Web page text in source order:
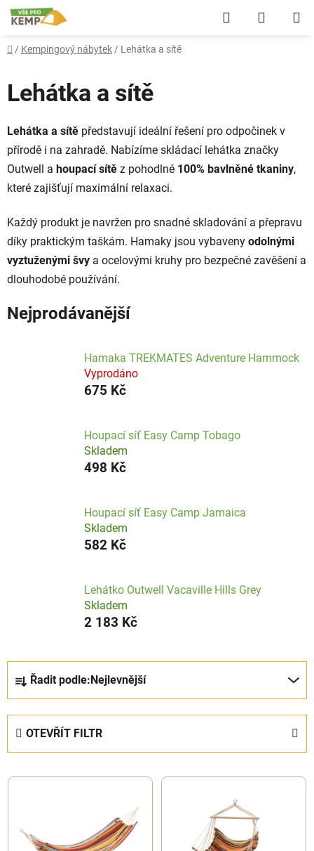
Přejít
na
Hledat
Domů
/ Kempingový nábytek / Lehátka a sítě
Lehátka a sítě
Lehátka a sítě představují ideální řešení pro odpočinek v
přírodě i na zahradě. Nabízíme skládací lehátka značky
Outwell a houpací sítě z pohodlné 100% bavlněné tkaniny,
které zajišťují maximální relaxaci.
Každý produkt je navržen pro snadné skladování a přepravu
díky praktickým taškám. Hamaky jsou vybaveny odolnými
vyztuženými švy a ocelovými kruhy pro bezpečné zavěšení a
dlouhodobé používání.
Nejprodávanější
Hamaka TREKMATES Adventure Hammock
Vyprodáno
675 Kč
Houpací síť Easy Camp Tobago
Skladem
498 Kč
Houpací síť Easy Camp Jamaica
Skladem
582 Kč
Lehátko Outwell Vacaville Hills Grey
Skladem
2 183 Kč
p
Řadit podle: Nejlevnější
OTEVŘÍT FILTR
V